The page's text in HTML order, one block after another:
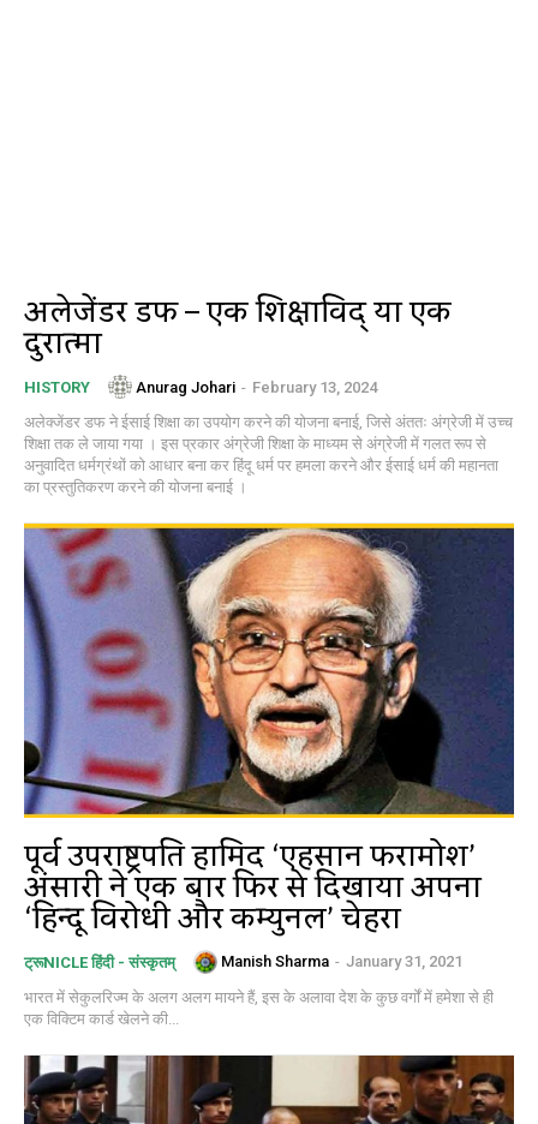
अलेक्जेंडर डफ – एक शिक्षाविद् या एक
दुरात्मा
HISTORY Anurag Johari - February 13, 2024
अलेक्जेंडर डफ ने ईसाई शिक्षा का उपयोग करने की योजना बनाई, जिसे अंततः अंग्रेजी में उच्च
शिक्षा तक ले जाया गया । इस प्रकार अंग्रेजी शिक्षा के माध्यम से अंग्रेजी में गलत रूप से
अनुवादित धर्मग्रंथों को आधार बना कर हिंदू धर्म पर हमला करने और ईसाई धर्म की महानता
का प्रस्तुतिकरण करने की योजना बनाई ।
पूर्व उपराष्ट्रपति हामिद ‘एहसान फरामोश’
अंसारी ने एक बार फिर से दिखाया अपना
‘हिन्दू विरोधी और कम्युनल’ चेहरा
ट्रूNICLE हिंदी - संस्कृतम् Manish Sharma - January 31, 2021
भारत में सेकुलरिज्म के अलग अलग मायने हैं, इस के अलावा देश के कुछ वर्गों में हमेशा से ही
एक विक्टिम कार्ड खेलने की...